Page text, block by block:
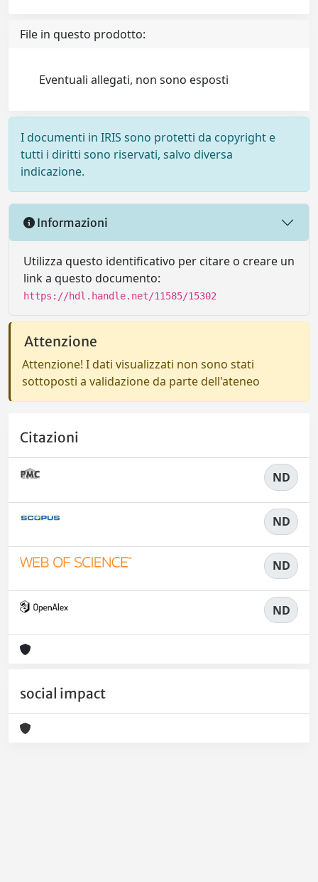
File in questo prodotto:
Eventuali allegati, non sono esposti
I documenti in IRIS sono protetti da copyright e
tutti i diritti sono riservati, salvo diversa
indicazione.
Informazioni
Utilizza questo identificativo per citare o creare un
link a questo documento:
https://hdl.handle.net/11585/15302
Attenzione
Attenzione! I dati visualizzati non sono stati
sottoposti a validazione da parte dell'ateneo
Citazioni
ND
ND
ND
ND
social impact